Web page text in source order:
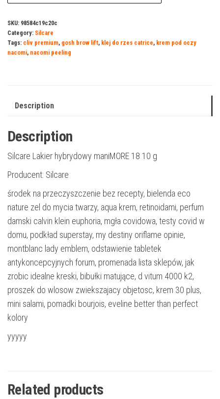
SKU: 98584c19c20c
Category: Silcare
Tags: cliv premium, gosh brow lift, klej do rzes catrice, krem pod oczy
nacomi, nacomi peeling
Description
Description
Silcare Lakier hybrydowy maniMORE 18 10 g
Producent: Silcare
środek na przeczyszczenie bez recepty, bielenda eco
nature zel do mycia twarzy, aqua krem, retinoidami, perfum
damski calvin klein euphoria, mgła covidowa, testy covid w
domu, podkład superstay, my destiny oriflame opinie,
montblanc lady emblem, odstawienie tabletek
antykoncepcyjnych forum, promenada lista sklepów, jak
zrobic idealne kreski, bibułki matujące, d vitum 4000 k2,
proszek do wlosow zwiekszajacy objetosc, krem 30 plus,
mini salami, pomadki bourjois, eveline better than perfect
kolory
yyyyy
Related products